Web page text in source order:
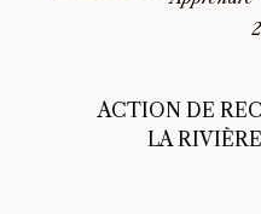
ACTION DE
LA